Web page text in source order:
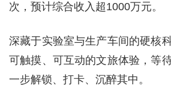
次，预计综合收入超1000万元。
深藏于实验室与生产车间的硬核
可触摸、可互动的文旅体验，等
一步解锁、打卡、沉醉其中。